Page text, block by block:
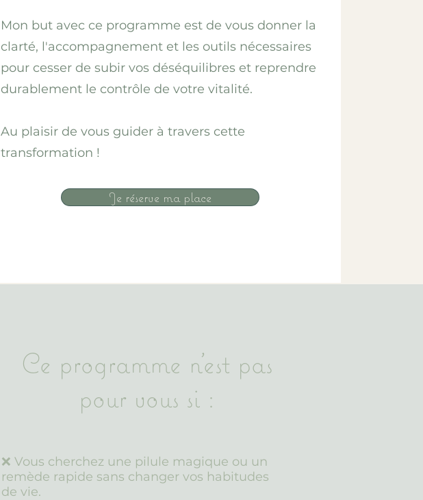
Mon but avec ce programme est de vous donner la
clarté, l'accompagnement et les outils nécessaires
pour cesser de subir vos déséquilibres et reprendre
durablement le contrôle de votre vitalité.
Au plaisir de vous guider à travers cette
transformation !
Je réserve ma place
Ce programme n'est pas
pour vous si :
❌ Vous cherchez une pilule magique ou un
remède rapide sans changer vos habitudes
de vie.